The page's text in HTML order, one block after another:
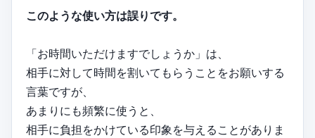
このような使い方は誤りです。
「お時間いただけますでしょうか」は、
相手に対して時間を割いてもらうことをお願いする
言葉ですが、
あまりにも頻繁に使うと、
相手に負担をかけている印象を与えることがありま